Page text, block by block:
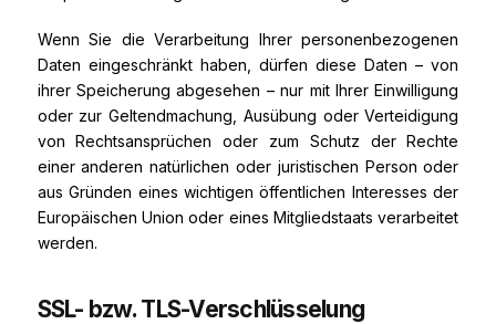
Wenn Sie die Verarbeitung Ihrer personenbezogenen
Daten eingeschränkt haben, dürfen diese Daten – von
ihrer Speicherung abgesehen – nur mit Ihrer Einwilligung
oder zur Geltendmachung, Ausübung oder Verteidigung
von Rechtsansprüchen oder zum Schutz der Rechte
einer anderen natürlichen oder juristischen Person oder
aus Gründen eines wichtigen öffentlichen Interesses der
Europäischen Union oder eines Mitgliedstaats verarbeitet
werden.
SSL- bzw. TLS-Verschlüsselung